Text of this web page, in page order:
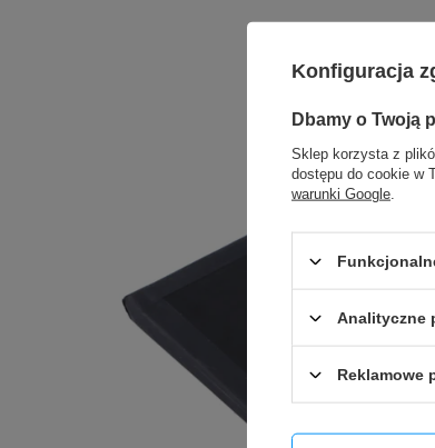
Konfiguracja
Dbamy o Twoją
Sklep korzysta z
dostępu do cookie w
warunki Google
Analityczne
Reklamowe